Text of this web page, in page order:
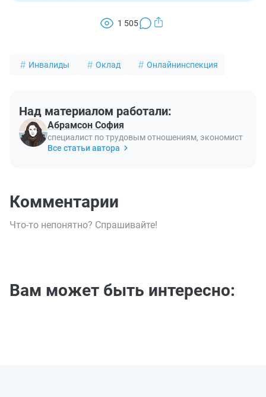
1 505
Инвалиды Оклад Онлайнинспекция
Над материалом работали:
Абрамсон София
специалист по трудовым отношениям, экономист
Все статьи автора
Комментарии
Что-то непонятно? Спрашивайте!
Вам может быть интересно: